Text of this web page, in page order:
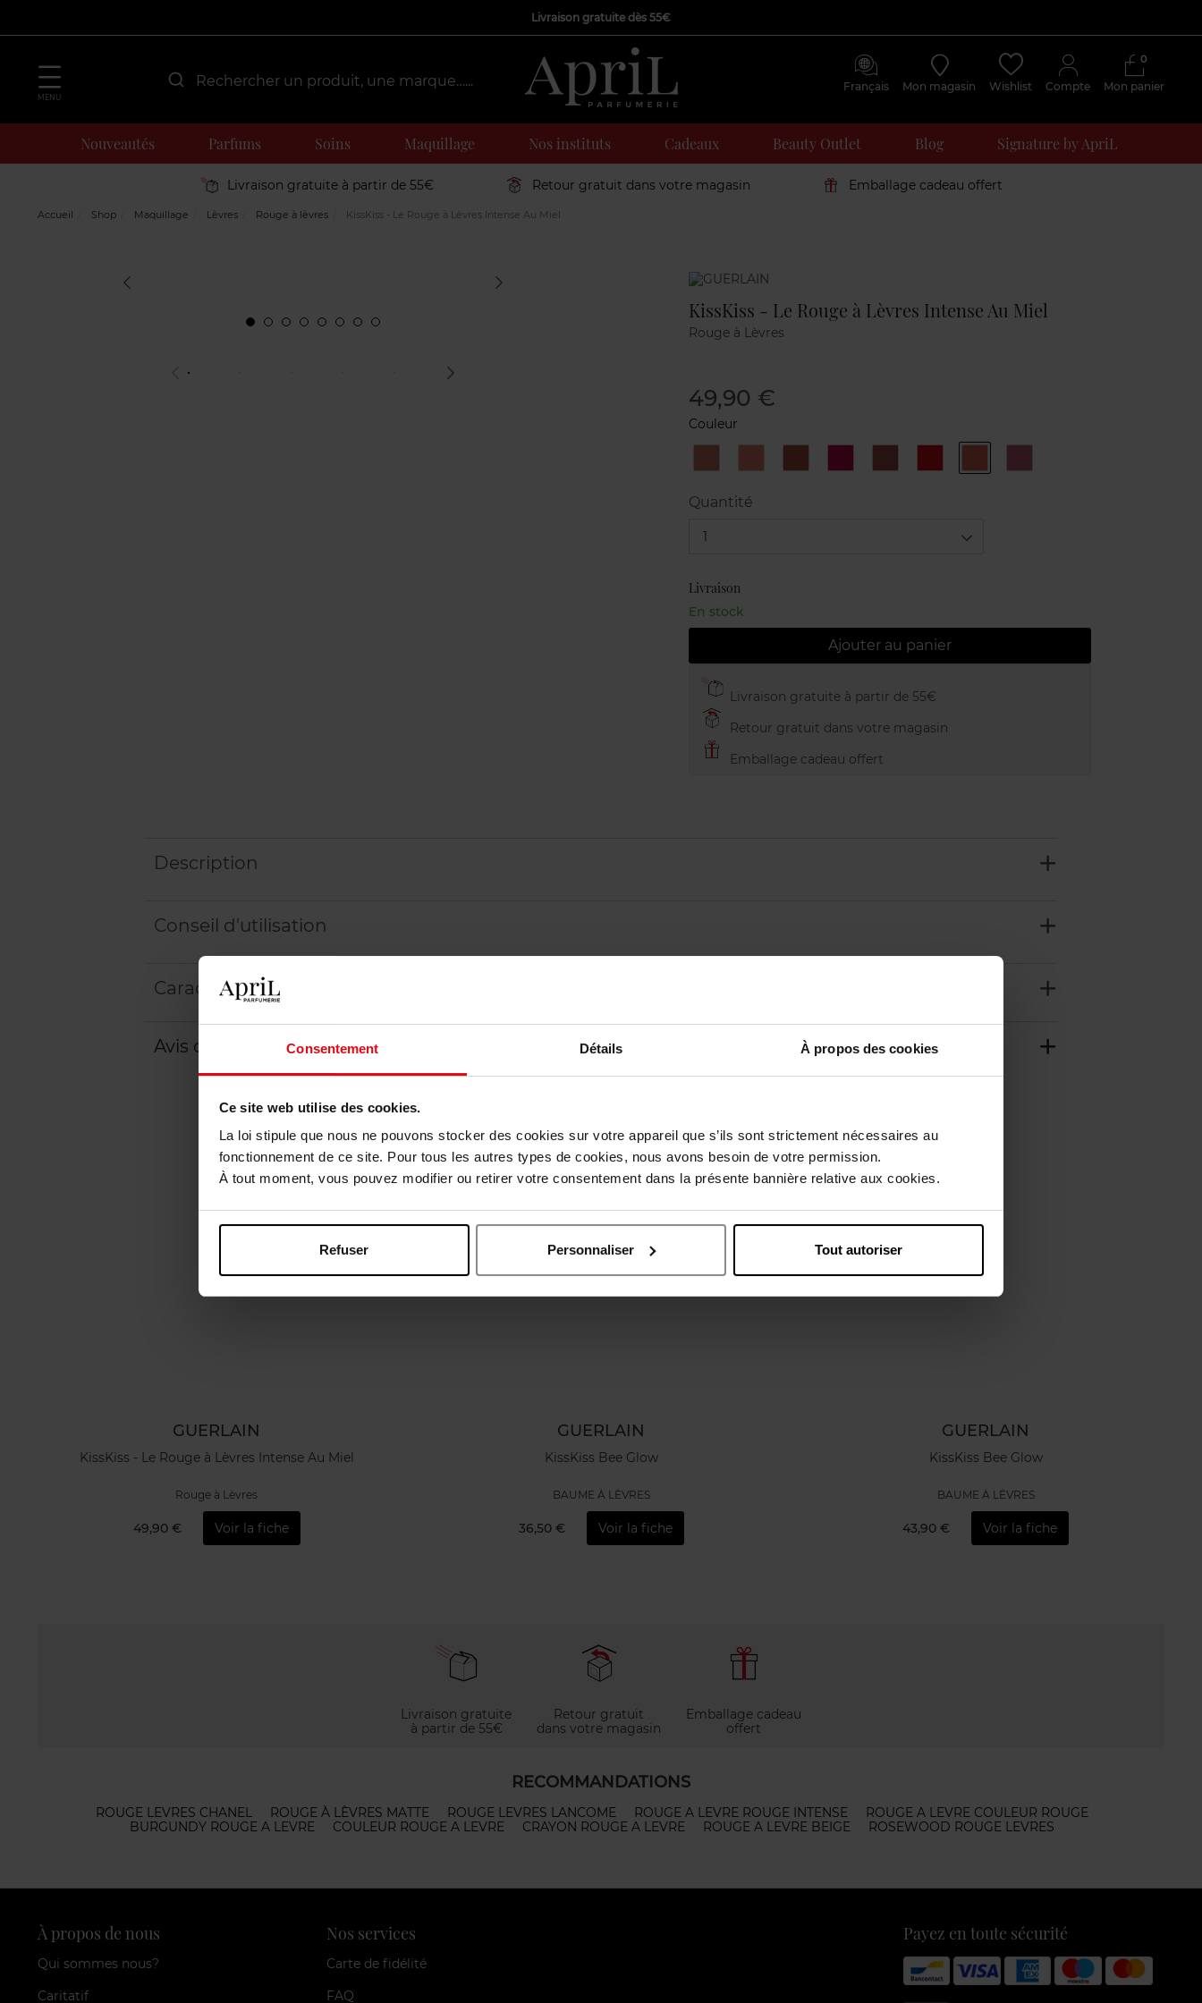
Consentement Détails À propos des cookies
Ce site web utilise des cookies.
La loi stipule que nous ne pouvons stocker des cookies sur votre appareil que s’ils sont strictement nécessaires au
fonctionnement de ce site. Pour tous les autres types de cookies, nous avons besoin de votre permission.
À tout moment, vous pouvez modifier ou retirer votre consentement dans la présente bannière relative aux cookies.
Refuser Personnaliser Tout autoriser
Livraison gratuite dès 55€
MENU
Français Mon magasin Wishlist Compte Mon panier
0
Nouveautés Parfums Soins Maquillage Nos instituts Cadeaux Beauty Outlet Blog Signature by ApriL
Livraison gratuite à partir de 55€ Retour gratuit dans votre magasin Emballage cadeau offert
Accueil Shop Maquillage Lèvres Rouge à lèvres KissKiss - Le Rouge à Lèvres Intense Au Miel
Marque
KissKiss - Le Rouge à Lèvres Intense Au Miel
Rouge à Lèvres
49,90 €
Couleur
BLOOMINGDAISY PETAL VIBRANTPEONYPETAL ORANGETENDER
Quantité
1
Livraison
En stock
Ajouter au panier
Livraison gratuite à partir de 55€
Retour gratuit dans votre magasin
Emballage cadeau offert
Description
Conseil d'utilisation
Caractéristiques
Avis client Politique relative aux avis des clients
GUERLAIN
KissKiss - Le Rouge à Lèvres Intense Au Miel
Rouge à Lèvres
49,90 € Voir la fiche
GUERLAIN
KissKiss Bee Glow
BAUME À LÈVRES
36,50 € Voir la fiche
GUERLAIN
KissKiss Bee Glow
BAUME À LÈVRES
43,90 € Voir la fiche
Livraison gratuite
à partir de 55€
Retour gratuit
dans votre magasin
Emballage cadeau
offert
RECOMMANDATIONS
ROUGE LEVRES CHANEL ROUGE À LÈVRES MATTE ROUGE LEVRES LANCOME ROUGE A LEVRE ROUGE INTENSE
ROUGE A LEVRE COULEUR ROUGE
BURGUNDY ROUGE A LEVRE
COULEUR ROUGE A LEVRE CRAYON ROUGE A LEVRE ROUGE A LEVRE BEIGE ROSEWOOD ROUGE LEVRES
À propos de nous
Qui sommes nous?
Caritatif
Nos services
Carte de fidélité
FAQ
Payez en toute sécurité